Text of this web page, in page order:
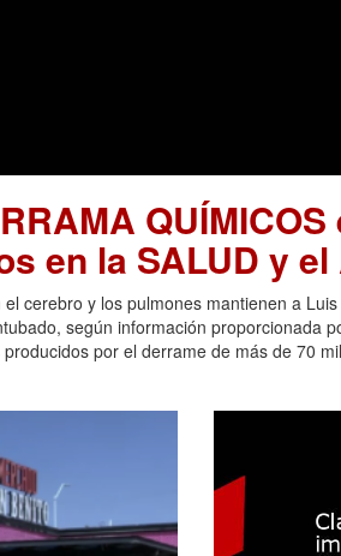
QUÍMICOS
en la SALUD y el
cerebro y los pulmones mantienen a
según información proporcionada
por el derrame de más de 70